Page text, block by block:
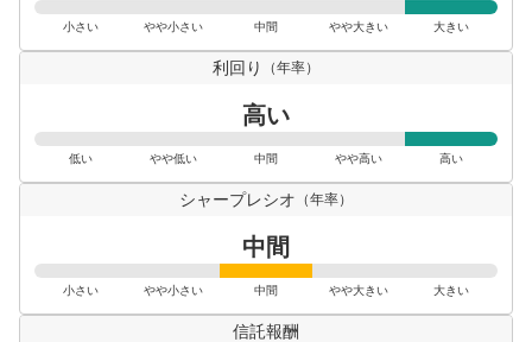
売
%
売
小さい やや小さい 中間 やや大きい 大きい
利回り （年率）
高い
低い やや低い 中間 やや高い 高い
シャープレシオ （年率）
中間
小さい やや小さい 中間 やや大きい 大きい
信託報酬